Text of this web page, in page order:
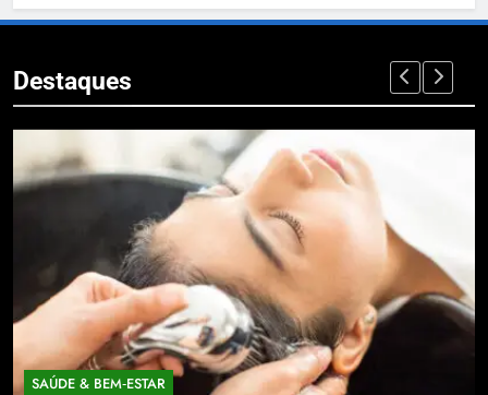
Destaques
SAÚDE & BEM‑ESTAR